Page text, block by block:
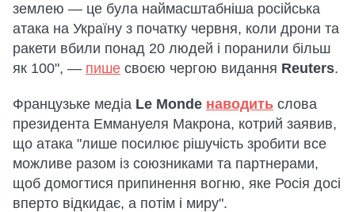
землею — це була наймасштабніша російська
атака на Україну з початку червня, коли дрони та
ракети вбили понад 20 людей і поранили більш
як 100", — пише своєю чергою видання Reuters.
Французьке медіа Le Monde наводить слова
президента Еммануеля Макрона, котрий заявив,
що атака "лише посилює рішучість зробити все
можливе разом із союзниками та партнерами,
щоб домогтися припинення вогню, яке Росія досі
вперто відкидає, а потім і миру".